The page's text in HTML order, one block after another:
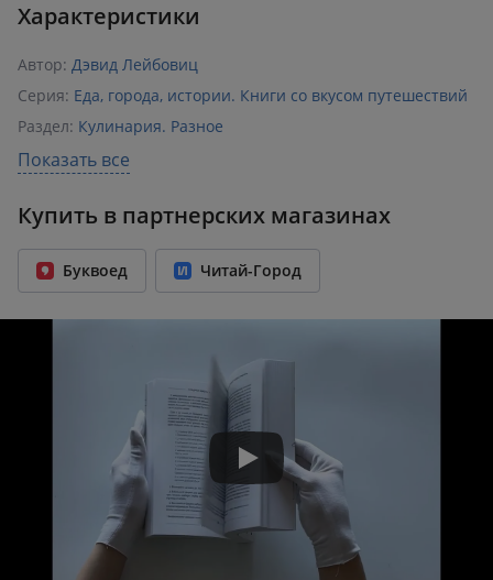
Характеристики
Автор: Дэвид Лейбовиц
Серия: Еда, города, истории. Книги со вкусом путешествий
Раздел: Кулинария. Разное
Издательство:
Возрастное ограничение: 18+
Год издания: 2023
Количество страниц: 320
Показать все
Купить в партнерских магазинах
Буквоед Читай-Город